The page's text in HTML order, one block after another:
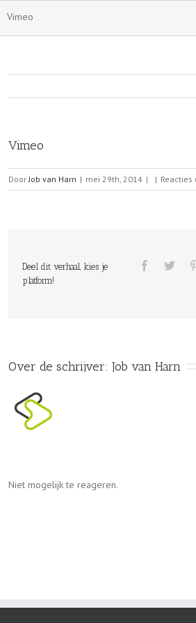
Vimeo
Vimeo
DoorJob van Harn | mei 29th, 2014 | |
Deel dit verhaal, kies je
platform!
Over de schrijver: Job van Harn
Niet mogelijk te reageren.